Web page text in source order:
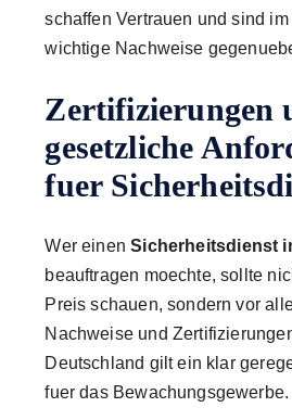
schaffen Vertrauen und sind im
wichtige Nachweise
Zertifizierungen
gesetzliche
fuer
Wer einenSicherheitsdienst
beauftragen moechte, sollte
Preis schauen, sondern vor
Nachweise und
Deutschland gilt ein klar
fuer das Bewachungsgewerbe.